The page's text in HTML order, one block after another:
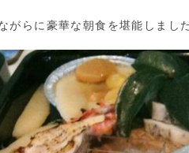
がらに豪華な朝食を堪能しまし